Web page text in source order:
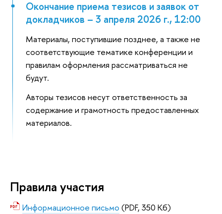
Окончание приема тезисов и заявок от
докладчиков – 3 апреля 2026 г., 12:00
Материалы, поступившие позднее, а также не
соответствующие тематике конференции и
правилам оформления рассматриваться не
будут.
Авторы тезисов несут ответственность за
содержание и грамотность предоставленных
материалов.
Правила участия
Информационное письмо (PDF, 350 Кб)